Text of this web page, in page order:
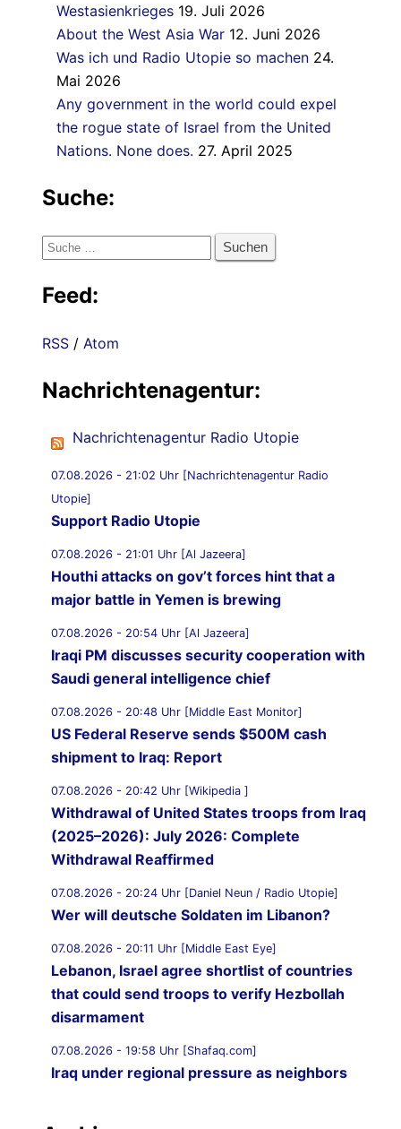
Westasienkrieges 19. Juli 2026
About the West Asia War 12. Juni 2026
Was ich und Radio Utopie so machen 24.
Mai 2026
Any government in the world could expel
the rogue state of Israel from the United
Nations. None does. 27. April 2025
Suche:
Suche
Feed:
RSS / Atom
Nachrichtenagentur:
Nachrichtenagentur Radio Utopie
07.08.2026 - 21:02 Uhr [Nachrichtenagentur Radio
Utopie]
Support Radio Utopie
07.08.2026 - 21:01 Uhr [Al Jazeera]
Houthi attacks on gov’t forces hint that a
major battle in Yemen is brewing
07.08.2026 - 20:54 Uhr [Al Jazeera]
Iraqi PM discusses security cooperation with
Saudi general intelligence chief
07.08.2026 - 20:48 Uhr [Middle East Monitor]
US Federal Reserve sends $500M cash
shipment to Iraq: Report
07.08.2026 - 20:42 Uhr [Wikipedia ]
Withdrawal of United States troops from Iraq
(2025–2026): July 2026: Complete
Withdrawal Reaffirmed
07.08.2026 - 20:24 Uhr [Daniel Neun / Radio Utopie]
Wer will deutsche Soldaten im Libanon?
07.08.2026 - 20:11 Uhr [Middle East Eye]
Lebanon, Israel agree shortlist of countries
that could send troops to verify Hezbollah
disarmament
07.08.2026 - 19:58 Uhr [Shafaq.com]
Iraq under regional pressure as neighbors